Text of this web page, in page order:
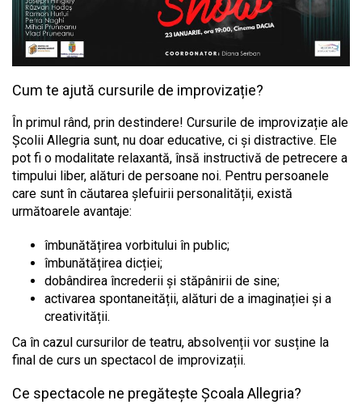
Cum te ajută cursurile de improvizație?
În primul rând, prin destindere! Cursurile de improvizație ale
Școlii Allegria sunt, nu doar educative, ci și distractive. Ele
pot fi o modalitate relaxantă, însă instructivă de petrecere a
timpului liber, alături de persoane noi. Pentru persoanele
care sunt în căutarea șlefuirii personalității, există
următoarele avantaje:
îmbunătățirea vorbitului în public;
îmbunătățirea dicției;
dobândirea încrederii și stăpânirii de sine;
activarea spontaneității, alături de a imaginației și a
creativității.
Ca în cazul cursurilor de teatru, absolvenții vor susține la
final de curs un spectacol de improvizații.
Ce spectacole ne pregătește Școala Allegria?